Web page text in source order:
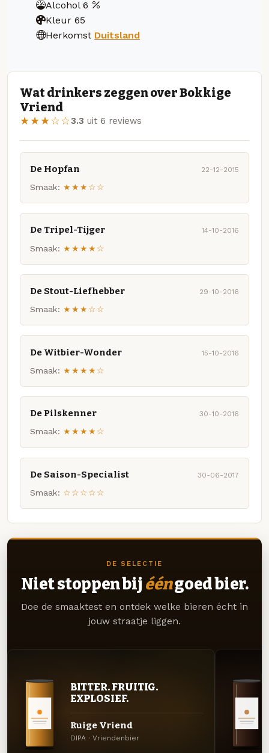
Alcohol 6
Kleur 65
Herkomst Duitsland
Wat drinkers zeggen over Bokkige
Vriend
★★★☆☆3.3 uit 6 reviews
De Hopfan 22-12-2015
Smaak: ★★★☆☆
De Tripel-Tijger 14-10-2016
Smaak: ★★★★☆
De Stout-Liefhebber 29-10-2016
Smaak: ★★★☆☆
De Witbier-Wonder 15-10-2016
Smaak: ★★★★☆
De Pilskenner 30-10-2016
Smaak: ★★★★☆
De Saison-Specialist 30-06-2017
Smaak: ☆☆☆☆☆
DE SELECTIE
Niet stoppen bij ééngoed bier.
Doe de smaaktest en ontdek welke bieren écht in
jouw straatje liggen.
BITTER. FRUITIG.
EXPLOSIEF.
Ruige Vriend
DIPA · Vriendenbier